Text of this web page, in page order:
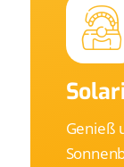
Genieß